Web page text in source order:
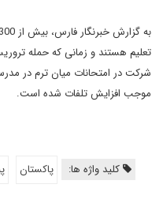
تعلیم هستند و زمانی که حمله
شرکت در امتحانات میان ترم در
موجب افزایش تلفات شده است.
کلید واژه ها: پاکستان